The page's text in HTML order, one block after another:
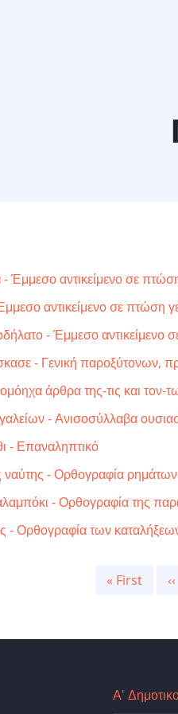
Έμμεσο αντικείμενο σε πτώση
αντικείμενο σε πτώση
- Έμμεσο αντικείμενο
- Γενική παροξύτονων,
άρθρα της-τις και τον-
- Ανισοσύλλαβα
- Επαναληπτικό
ναύτης - Ορθογραφία
- Ορθογραφία της
- Ορθογραφία των
First
« First ‹‹
Α'